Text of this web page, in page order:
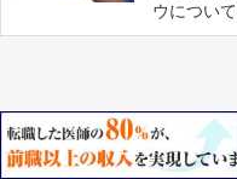
ウについ